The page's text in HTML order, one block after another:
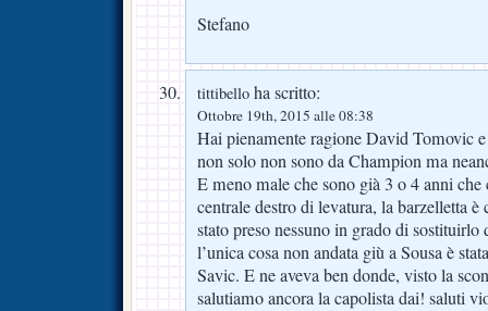
Stefano
tittibello ha scritto:
Ottobre 19th, 2015 alle 08:38
Hai pienamente ragione David Tomovic
non solo non sono da Champion ma
E meno male che sono già 3 o 4 anni
centrale destro di levatura, la barzelletta
stato preso nessuno in grado di
l’unica cosa non andata giù a Sousa è
Savic. E ne aveva ben donde, visto la
salutiamo ancora la capolista dai! saluti